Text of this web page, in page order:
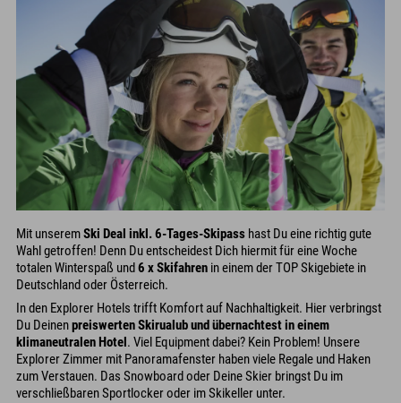
Mit unseremSki Deal inkl. 6-Tages-Skipass hast Du eine richtig gute
Wahl getroffen! Denn Du entscheidest Dich hiermit für eine Woche
totalen Winterspaß und6 x Skifahren in einem der TOP Skigebiete in
Deutschland oder Österreich.
In den Explorer Hotels trifft Komfort auf Nachhaltigkeit. Hier verbringst
Du Deinenpreiswerten Skirualub und übernachtest in einem
klimaneutralen Hotel. Viel Equipment dabei? Kein Problem! Unsere
Explorer Zimmer mit Panoramafenster haben viele Regale und Haken
zum Verstauen. Das Snowboard oder Deine Skier bringst Du im
verschließbaren Sportlocker oder im Skikeller unter.